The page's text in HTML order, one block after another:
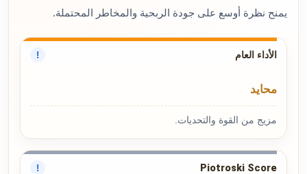
يمنح نظرة أوسع على جودة الربحية والمخاطر المحتملة.
الأداء العام !
محايد
مزيج من القوة والتحديات.
Piotroski Score
!